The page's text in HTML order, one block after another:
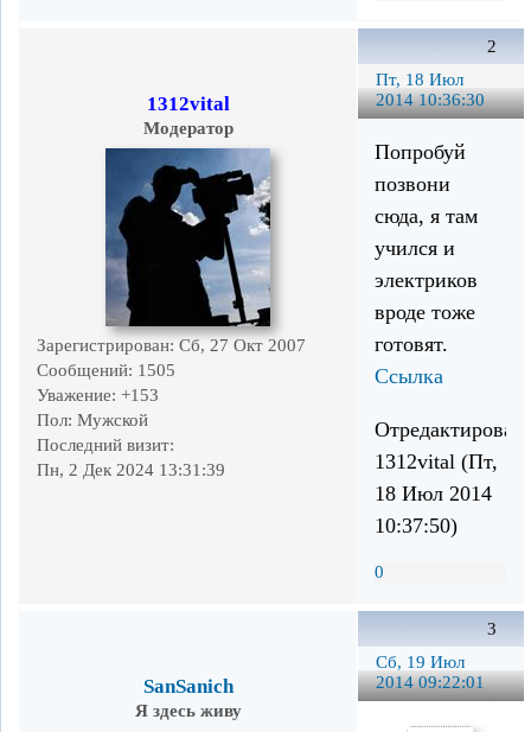
2
Пт, 18 Июл
2014 10:36:30
1312vital
Модератор
Зарегистрирован: Сб, 27 Окт 2007
Сообщений: 1505
Уважение: +153
Пол: Мужской
Последний визит:
Пн, 2 Дек 2024 13:31:39
Попробуй
позвони
сюда, я там
учился и
электриков
вроде тоже
готовят.
Ссылка
1312vital (Пт,
18 Июл 2014
10:37:50)
0
3
Сб, 19 Июл
2014 09:22:01
SanSanich
Я здесь живу